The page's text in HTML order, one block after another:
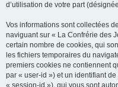
d’utilisation de votre part
Vos informations sont collectées
naviguant sur « La Confrérie des
certain nombre de cookies, qui
les fichiers temporaires du
premiers cookies ne contiennent
par « user-id ») et un identifiant
« session-id »), qui vous sont